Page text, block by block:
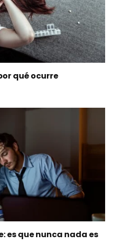
qué ocurre
es que nunca nada es